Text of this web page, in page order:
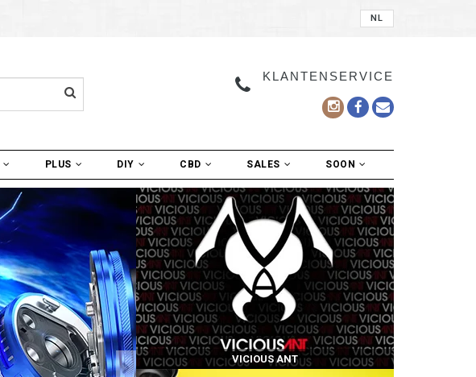
NL
KLANTENSERVICE
PLUS DIY CBD SALES SOON
VICIOUS ANT